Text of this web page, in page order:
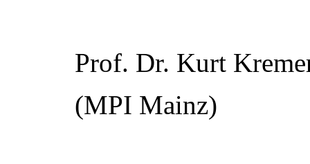
Prof. Dr. Kurt
(MPI Mainz)